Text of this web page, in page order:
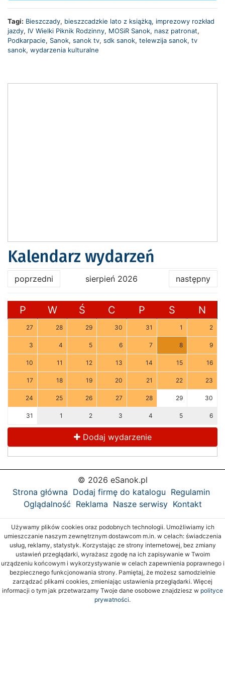
Tagi: Bieszczady, bieszzcadzkie lato z książką, imprezowy rozkład
jazdy, IV Wielki Piknik Rodzinny, MOSiR Sanok, nasz patronat,
Podkarpacie, Sanok, sanok tv, sdk sanok, telewzija sanok, tv
sanok, wydarzenia kulturalne
Kalendarz wydarzeń
poprzedni sierpień 2026 następny
P W Ś C P S N
27 28 29 30 31 1 2
3 4 5 6 7 8 9
10 11 12 13 14 15 16
17 18 19 20 21 22 23
24 25 26 27 28 29 30
31 1 2 3 4 5 6
Dodaj wydarzenie
© 2026 eSanok.pl
Strona główna Dodaj firmę do katalogu Regulamin
Oglądalność Reklama Nasze serwisy Kontakt
Używamy plików cookies oraz podobnych technologii. Umożliwiamy ich
umieszczanie naszym zewnętrznym dostawcom m.in. w celach: świadczenia
usług, reklamy, statystyk. Korzystając ze strony internetowej, bez zmiany
ustawień przeglądarki, wyrażasz zgodę na ich zapisywanie w Twoim
urządzeniu końcowym i wykorzystywanie w celach zapewnienia poprawnego i
bezpiecznego funkcjonowania strony. Pamiętaj, że możesz samodzielnie
zarządzać plikami cookies, zmieniając ustawienia przeglądarki. Więcej
informacji o tym jak przetwarzamy Twoje dane osobowe znajdziesz w polityce
prywatności.